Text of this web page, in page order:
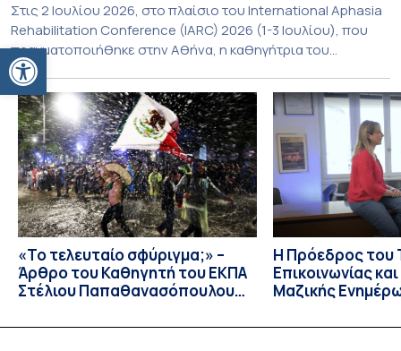
Ανοίξτε τη γραμμή εργαλείων
Στις 2 Ιουλίου 2026, στο πλαίσιο του International Aphasia
Rehabilitation Conference (IARC) 2026 (1-3 Ιουλίου), που
πραγματοποιήθηκε στην Αθήνα, η καθηγήτρια του
Τμήματος Φιλολογίας του Εθνικού και Καποδιστριακού
Πανεπιστημίου Αθηνών, Σπυριδούλα Βαρλοκώστα,
παρουσίασε το LexiGram, ένα καινοτόμο, σταθμισμένο
εργαλείο αξιολόγησης των λεξικών και γραμματικών
διαταραχών σε ελληνόφωνους ασθενείς με αφασία. Η
αφασία είναι επίκτητη γλωσσική […]
«Το τελευταίο σφύριγμα;» –
Άρθρο του Καθηγητή του ΕΚΠΑ
Στέλιου Παπαθανασόπουλου
Η Πρόεδρος του
Επικοινωνίας
Μαζικής
Καθηγήτρια